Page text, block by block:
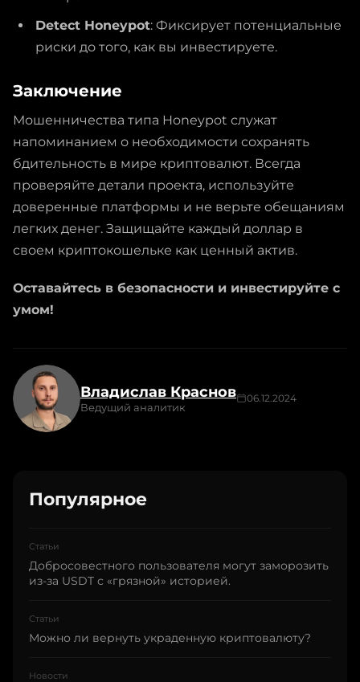
Detect Honeypot: Фиксирует потенциальные
риски до того, как вы инвестируете.
Заключение
Мошенничества типа Honeypot служат
напоминанием о необходимости сохранять
бдительность в мире криптовалют. Всегда
проверяйте детали проекта, используйте
доверенные платформы и не верьте обещаниям
легких денег. Защищайте каждый доллар в
своем криптокошельке как ценный актив.
Оставайтесь в безопасности и инвестируйте с
умом!
Владислав Краснов
Ведущий аналитик
06.12.2024
Популярное
Статьи
Добросовестного пользователя могут заморозить
из-за USDT с «грязной» историей.
Статьи
Можно ли вернуть украденную криптовалюту?
Новости